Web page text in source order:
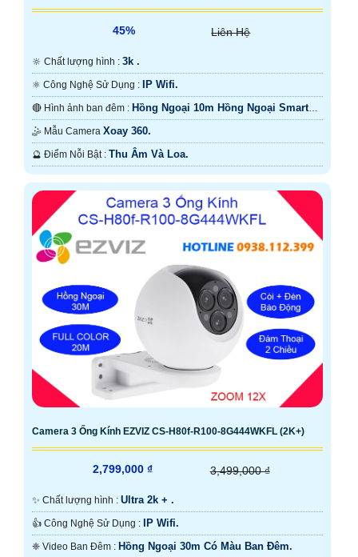
45% Liên Hệ
🔆 Chất lượng hình : 3k .
⚛️ Công Nghệ Sử Dụng : IP Wifi.
🔴 Hình ảnh ban đêm : Hồng Ngoại 10m Hồng Ngoại Smart
IR.🤹 Mẫu Camera Xoay 360.
️🔮 Điểm Nỗi Bật : Thu Âm Và Loa.
Camera 3 Ống Kính EZVIZ CS-H80f-R100-8G444WKFL (2K+)
2,799,000 ₫ 3,499,000 ₫
✨ Chất lượng hình : Ultra 2k + .
👍 Công Nghệ Sử Dụng : IP Wifi.
❈ Video Ban Đêm : Hồng Ngoại 30m Có Màu Ban Ðêm.